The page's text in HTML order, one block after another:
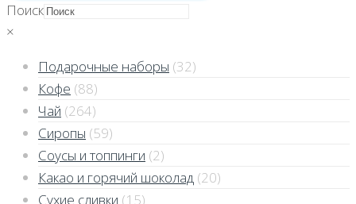
Поиск
×
Подарочные наборы (32)
Кофе (88)
Чай (264)
Сиропы (59)
Соусы и топпинги (2)
Какао и горячий шоколад (20)
Сухие сливки (15)